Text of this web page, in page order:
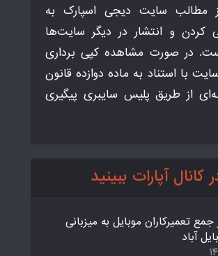
مطالب سایت دیجی اسپارک به
کردن و انتشار در دیگر سایت‌ها
در صورت مشاهده کپی برداری
با استناد به ماده دوازده قانون
از طریق پلیس سایبری پیگیری
کانال آپارات ببینید
تعمیرکاران موبایل به میزبانی
آباد